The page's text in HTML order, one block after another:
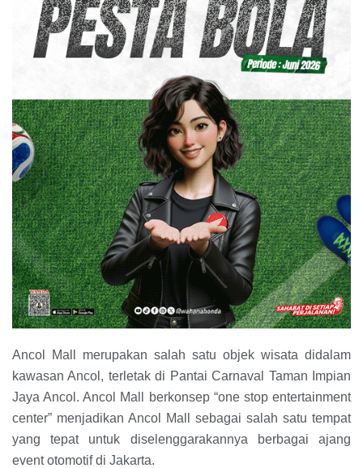
Ancol Mall merupakan salah satu objek wisata didalam
kawasan Ancol, terletak di Pantai Carnaval Taman Impian
Jaya Ancol. Ancol Mall berkonsep “one stop entertainment
center” menjadikan Ancol Mall sebagai salah satu tempat
yang tepat untuk diselenggarakannya berbagai ajang
event otomotif di Jakarta.